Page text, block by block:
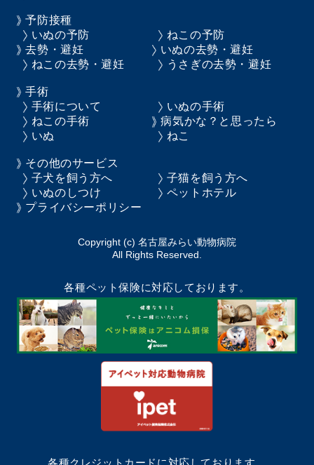
予防接種
いぬの予防
ねこの予防
去勢・避妊
いぬの去勢・避妊
ねこの去勢・避妊
うさぎの去勢・避妊
手術
手術について
いぬの手術
ねこの手術
病気かな？と思ったら
いぬ
ねこ
その他のサービス
子犬を飼う方へ
子猫を飼う方へ
いぬのしつけ
ペットホテル
プライバシーポリシー
Copyright (c) 名古屋みらい動物病院
All Rights Reserved.
各種ペット保険に対応しております。